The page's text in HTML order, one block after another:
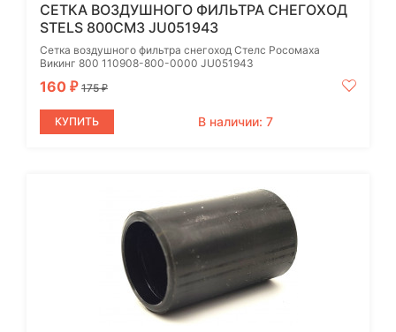
СЕТКА ВОЗДУШНОГО ФИЛЬТРА СНЕГОХОД
STELS 800СМ3 JU051943
Сетка воздушного фильтра снегоход Стелс Росомаха
Викинг 800 110908-800-0000 JU051943
160 ₽ 175₽
КУПИТЬ В наличии: 7